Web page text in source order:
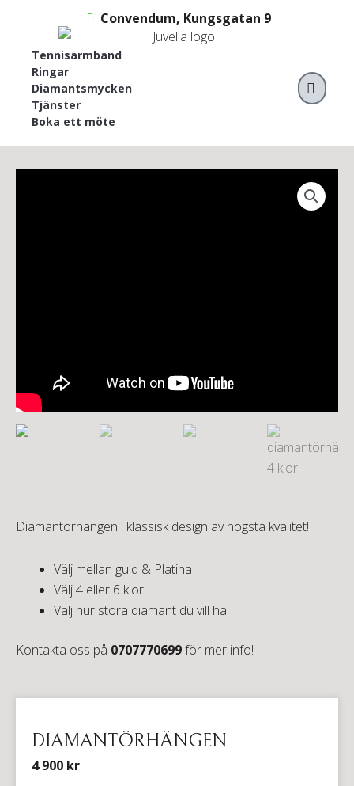
innehåll
Convendum, Kungsgatan 9
Tennisarmband
Ringar
Diamantsmycken
Tjänster
Boka ett möte
Diamantörhängen i klassisk design av högsta kvalitet!
Välj mellan guld & Platina
Välj 4 eller 6 klor
Välj hur stora diamant du vill ha
Kontakta oss på 0707770699för mer info!
DIAMANTÖRHÄNGEN
4 900 kr